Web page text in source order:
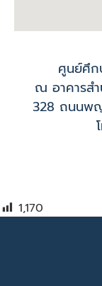
ศูนย์ศึก
ณ อาคารสำ
328 ถนนพญ
1,170